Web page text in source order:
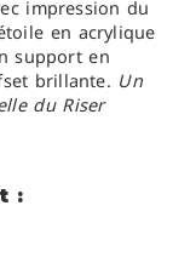
impression du
en acrylique
support en
brillante. Un
du Riser
: